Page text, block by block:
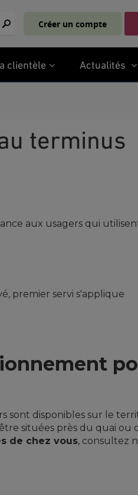
Créer un compte
clientèle Actualités
terminus
aux usagers qui
premier servi s'applique
sont disponibles sur le
situées près du quai
de chez vous, consultez